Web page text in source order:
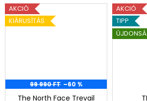
AKCIÓ
KIÁRUSÍTÁS
99 990 FT –60 %
The North Face Trevail
AKCIÓ
TIPP